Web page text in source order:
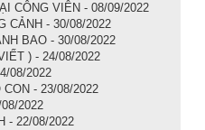
CÔNG VIÊN - 08/09/2022
CẢNH - 30/08/2022
BAO - 30/08/2022
) - 24/08/2022
08/2022
CON - 23/08/2022
2022
- 22/08/2022